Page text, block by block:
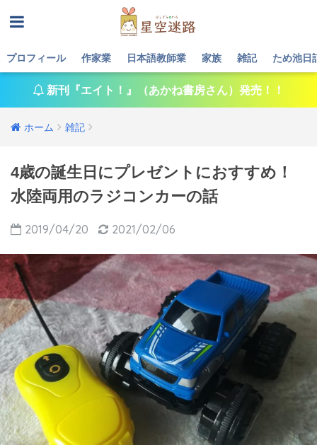
プロフィール 作家業 日本語教師業 家族 雑記 ため池日
新刊『エイト！』（あかね書房さん）発売！！
ホーム 雑記
4歳の誕生日にプレゼントにおすすめ！
水陸両用のラジコンカーの話
2019/04/20 2021/02/06